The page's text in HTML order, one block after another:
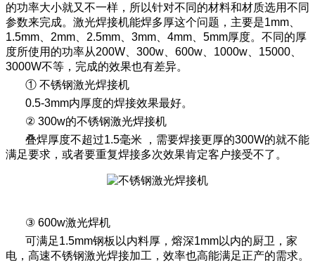
的功率大小就又不一样，所以针对不同的材料和材质选用不同
参数来完成。激光焊接机能焊多厚这个问题，主要是1mm、
1.5mm、2mm、2.5mm、3mm、4mm、5mm厚度。不同的厚
度所使用的功率从200W、300w、600w、1000w、15000、
3000W不等，完成的效果也有差异。
① 不锈钢激光焊接机
0.5-3mm内厚度的焊接效果最好。
② 300w的不锈钢激光焊接机
叠焊厚度不超过1.5毫米 ，需要焊接更厚的300W的就不能
满足要求，或者要重复焊接多次效果肯定客户接受不了。
③ 600w激光焊机
可满足1.5mm钢板以内料厚，熔深1mm以内的厨卫，家
电，高速不锈钢激光焊接加工，效率也高能满足正产的需求。